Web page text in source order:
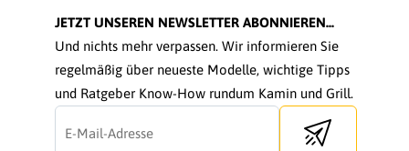
JETZT UNSEREN NEWSLETTER ABONNIEREN...
Und nichts mehr verpassen. Wir informieren Sie
regelmäßig über neueste Modelle, wichtige Tipps
und Ratgeber Know-How rundum Kamin und Grill.
Send newsletter